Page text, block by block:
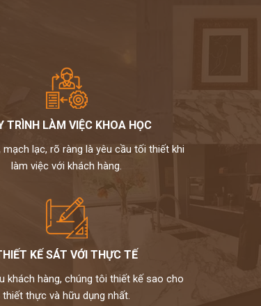
TRÌNH LÀM VIỆC KHOA HỌC
mạch lạc, rõ ràng là yêu cầu tối thiết khi
làm việc với khách hàng.
KẾ SÁT VỚI THỰC TẾ
khách hàng, chúng tôi thiết kế sao cho
thiết thực và hữu dụng nhất.